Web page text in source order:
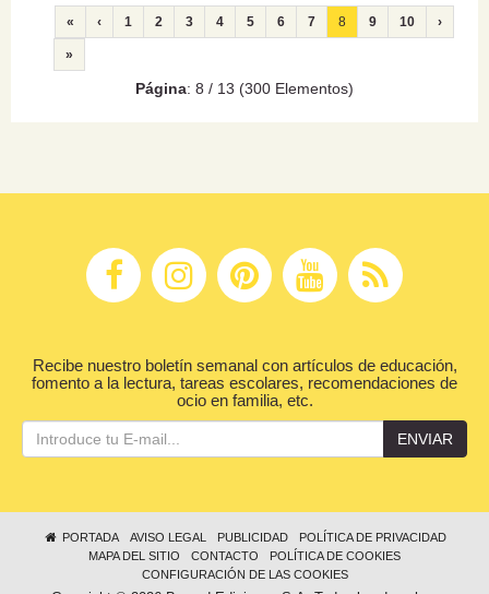
« ‹ 1 2 3 4 5 6 7 8 9 10 ›
»
Página: 8 / 13 (300 Elementos)
Recibe nuestro boletín semanal con artículos de educación,
fomento a la lectura, tareas escolares, recomendaciones de
ocio en familia, etc.
ENVIAR
PORTADA AVISO LEGAL PUBLICIDAD
POLÍTICA DE PRIVACIDAD
MAPA DEL SITIO
CONTACTO
POLÍTICA DE COOKIES
CONFIGURACIÓN DE LAS COOKIES